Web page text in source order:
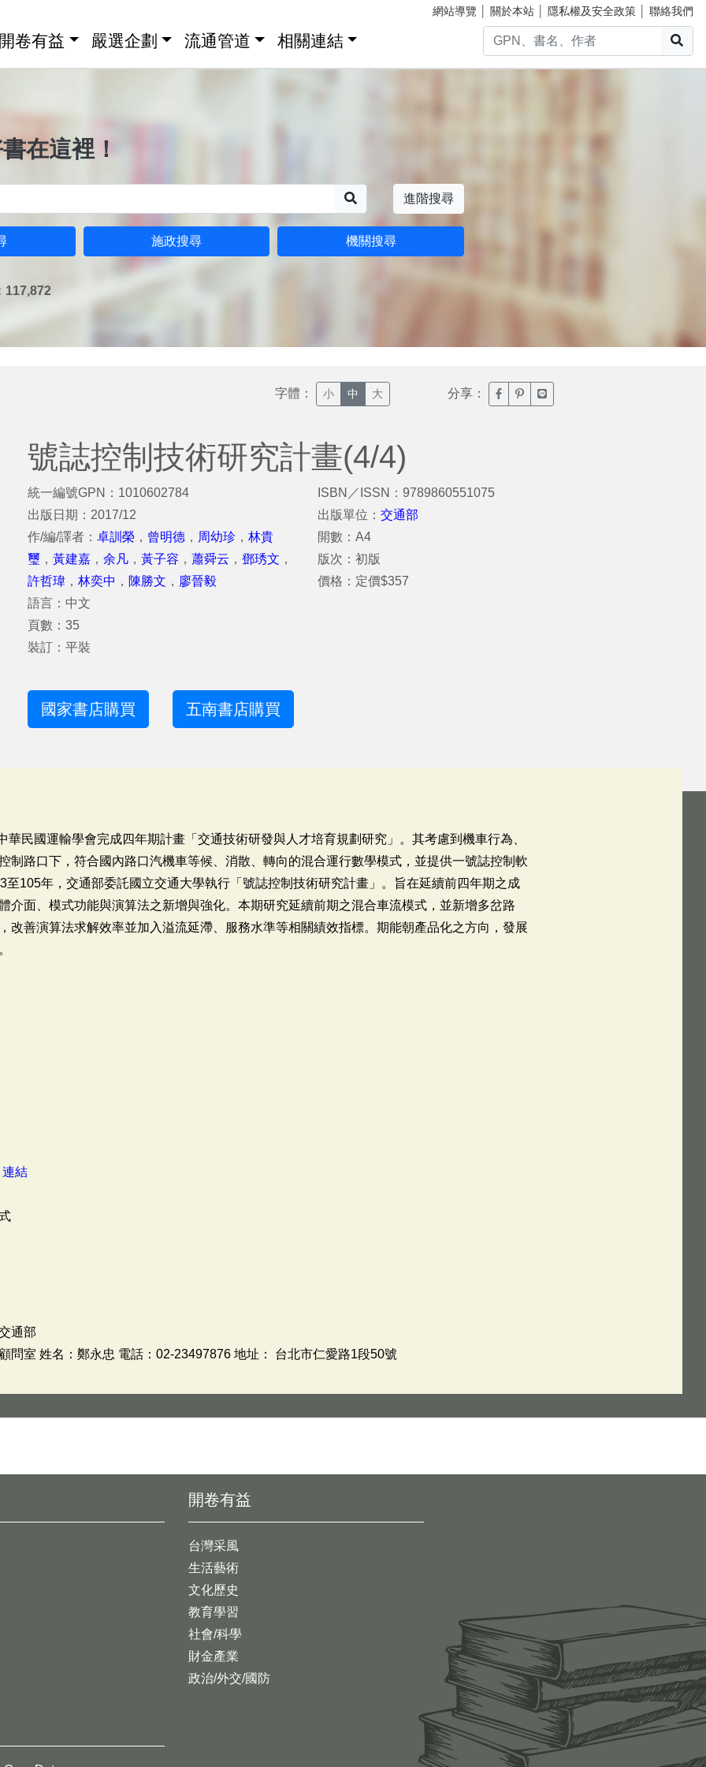
網站導覽 關於本站 隱私權及安全政策 聯絡我們
卷有益 嚴選企劃 流通管道 相關連結
在這裡！
進階搜尋
施政搜尋 機關搜尋
117,872
字體： 小 中 大 分享： 臉書分享(另開新視窗)
噗浪分享(另開新視窗)
Line分享(另開新視窗)
號誌控制技術研究計畫(4/4)
統一編號GPN：1010602784
出版日期：2017/12
作/編/譯者： 卓訓榮 ， 曾明德 ， 周幼珍 ， 林貴
璽 ， 黃建嘉 ， 余凡 ， 黃子容 ， 蕭舜云 ， 鄧琇文 ，
許哲瑋 ， 林奕中 ， 陳勝文 ， 廖晉毅
語言：中文
頁數：35
裝訂：平裝
ISBN／ISSN：9789860551075
出版單位：交通部
開數：A4
版次：初版
價格：定價$357
國家書店購買 五南書店購買
民國運輸學會完成四年期計畫「交通技術研發與人才培育規劃研究」。其考慮到機車行為、
制路口下，符合國內路口汽機車等候、消散、轉向的混合運行數學模式，並提供一號誌控制軟
至105年，交通部委託國立交通大學執行「號誌控制技術研究計畫」。旨在延續前四年期之成
介面、模式功能與演算法之新增與強化。本期研究延續前期之混合車流模式，並新增多岔路
改善演算法求解效率並加入溢流延滯、服務水準等相關績效指標。期能朝產品化之方向，發展
連結
通部
問室 姓名：鄭永忠 電話：02-23497876 地址： 台北市仁愛路1段50號
開卷有益
台灣采風
生活藝術
文化歷史
教育學習
社會/科學
財金產業
政治/外交/國防